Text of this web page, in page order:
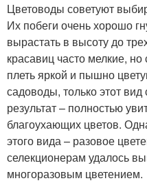
Цветоводы советуют
Их побеги очень хорошо
вырастать в высоту до
красавиц часто мелкие,
плеть яркой и пышно
садоводы, только этот
результат – полностью
благоухающих цветов.
этого вида – разовое
селекционерам удалось
многоразовым цветением.